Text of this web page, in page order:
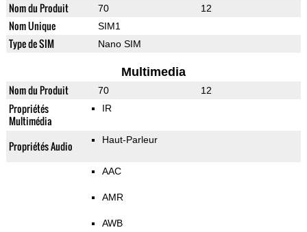
Nom du Produit 70 12
Nom Unique SIM1
Type de SIM Nano SIM
Multimedia
Nom du Produit 70 12
Propriétés
Multimédia
IR
Propriétés Audio Haut-Parleur
AAC
AMR
AWB